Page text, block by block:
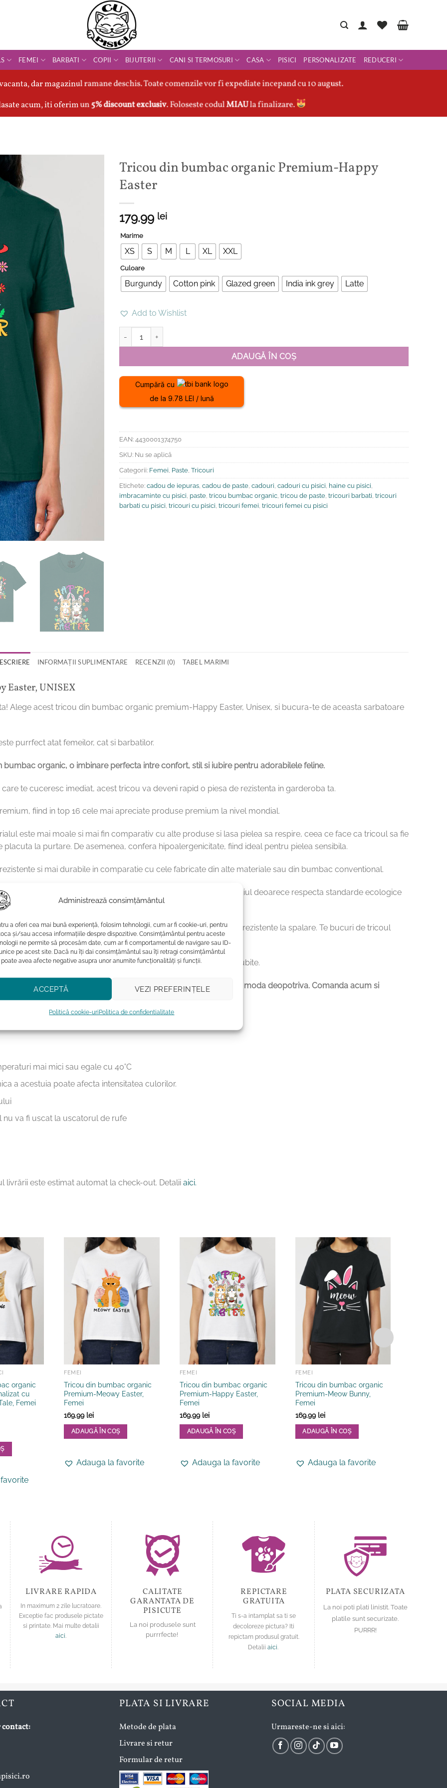
Administrează consimțământul
a oferi cea mai bună experiență, folosim tehnologii, cum ar fi cookie-uri, pentru
și/sau accesa informațiile despre dispozitive. Consimțământul pentru aceste
ne permite să procesăm date, cum ar fi comportamentul de navigare sau ID-
pe acest site. Dacă nu îți dai consimțământul sau îți retragi consimțământul
avea afecte negative asupra unor anumite funcționalități și funcții.
ACCEPTĂ VEZI PREFERINȚELE
Politică cookie-uriPolitica de confidentialitate
FEMEI BARBATI COPII BIJUTERII CANI SI TERMOSURI CASA PISICI PERSONALIZATE REDUCERI
dar magazinul ramane deschis. Toate comenzile vor fi expediate incepand cu 10 august.
acum, iti oferim un5% discount exclusiv. Foloseste codulMIAUla finalizare.
Tricou din bumbac organic Premium-Happy
Easter
179.99 lei
Marime
XS S M L XL XXL
Culoare
Burgundy Cotton pink Glazed green India ink grey Latte
Add to Wishlist
ADAUGĂ ÎN COȘ
Cumpără cu
de la 9.78 LEI / lună
EAN: 4430001374750
SKU: Nu se aplică
Categorii: Femei Paste Tricouri
Etichete: cadou de iepuras cadou de paste cadouri cadouri cu pisici haine cu pisici
imbracaminte cu pisici paste tricou bumbac organic tricou de paste tricouri barbati tricouri
barbati cu pisici tricouri cu pisici tricouri femei tricouri femei cu pisici
INFORMAȚII SUPLIMENTARE RECENZII (0) TABEL MARIMI
Easter, UNISEX
Alege acest tricou din bumbac organic premium-Happy Easter, Unisex, si bucura-te de aceasta sarbatoare
purrfect atat femeilor, cat si barbatilor.
organic, o imbinare perfecta intre confort, stil si iubire pentru adorabilele feline.
te cuceresc imediat, acest tricou va deveni rapid o piesa de rezistenta in garderoba ta.
fiind in top 16 cele mai apreciate produse premium la nivel mondial.
este mai moale si mai fin comparativ cu alte produse si lasa pielea sa respire, ceea ce face ca tricoul sa fie
la purtare. De asemenea, confera hipoalergenicitate, fiind ideal pentru pielea sensibila.
si mai durabile in comparatie cu cele fabricate din alte materiale sau din bumbac conventional.
il ofera bumbacul organic, acesta este si mai prietenos cu mediul deoarece respecta standarde ecologice
cu bumbacul conventional.
calitate superioara. Culorile sunt deosebit de vibrante si foarte rezistente la spalare. Te bucuri de tricoul
purrrfecta daca doresti sa oferi un cadou deosebit persoanei iubite.
eco-friendly, purrrfecte pentru iubitorii de pisici si pasionatii de moda deopotriva. Comanda acum si
mai mici sau egale cu 40˚C
a acestuia poate afecta intensitatea culorilor.
va fi uscat la uscatorul de rufe
livrării este estimat automat la check-out. Detalii aici.
organic
cu
Femei
FEMEI
Tricou din bumbac organic
Premium-Meowy Easter,
Femei
169.99 lei
ADAUGĂ ÎN COȘ
are
fi
alese
în
pagina
Adauga la favorite
FEMEI
Tricou din bumbac organic
Premium-Happy Easter,
Femei
169.99 lei
ADAUGĂ ÎN COȘ
are
fi
alese
pagina
produsului.
Adauga la favorite
FEMEI
Tricou din bumbac organic
Premium-Meow Bunny,
Femei
169.99 lei
ADAUGĂ ÎN COȘ
are
pagina
produsului.
Adauga la favorite
LIVRARE RAPIDA
In maximum 2 zile lucratoare.
Exceptie fac produsele pictate
si printate. Mai multe detalii
aici
CALITATE
GARANTATA DE
PISICUTE
La noi produsele sunt
purrrfecte!
REPICTARE
GRATUITA
Ti s-a intamplat sa ti se
decoloreze pictura? Iti
repictam produsul gratuit.
Detalii aici
PLATA SECURIZATA
La noi poti plati linistit. Toate
platile sunt securizate.
PURRR!
PLATA SI LIVRARE
Metode de plata
Livrare si retur
Formular de retur
SOCIAL MEDIA
Urmareste-ne si aici: